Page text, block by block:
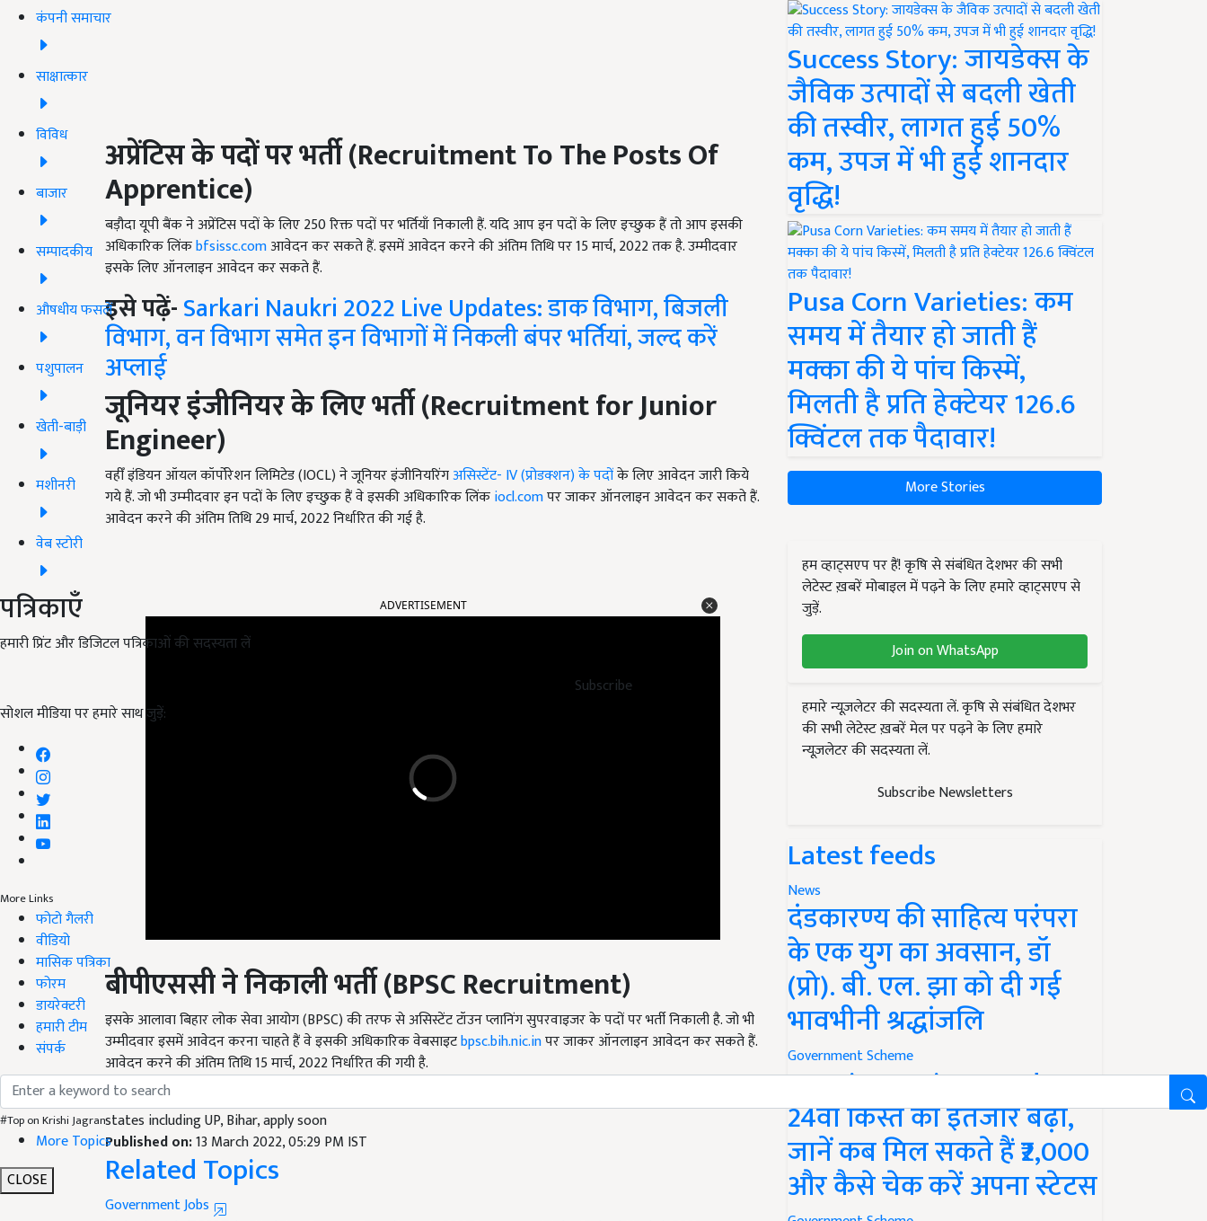
कंपनी समाचार
साक्षात्कार
विविध
बाजार
सम्पादकीय
औषधीय फसलें
पशुपालन
खेती-बाड़ी
मशीनरी
वेब स्टोरी
पत्रिकाएँ
हमारी प्रिंट और डिजिटल पत्रिकाओं की सदस्यता लें
Subscribe
सोशल मीडिया पर हमारे साथ जुड़ें:
More Links
फोटो गैलरी
वीडियो
मासिक पत्रिका
फोरम
डायरेक्टरी
हमारी टीम
संपर्क
#Top on Krishi Jagran
More Topics
CLOSE
अप्रेंटिस के पदों पर भर्ती (Recruitment To The Posts Of
Apprentice)
बड़ौदा यूपी बैंक ने अप्रेंटिस पदों के लिए 250 रिक्त पदों पर भर्तियाँ निकाली हैं. यदि आप इन पदों के लिए इच्छुक हैं तो आप इसकी
अधिकारिक लिंकbfsissc.comआवेदन कर सकते हैं. इसमें आवेदन करने की अंतिम तिथि पर 15 मार्च, 2022 तक है. उम्मीदवार
इसके लिए ऑनलाइन आवेदन कर सकते हैं.
इसे पढ़ें-Sarkari Naukri 2022 Live Updates: डाक विभाग, बिजली
विभाग, वन विभाग समेत इन विभागों में निकली बंपर भर्तियां, जल्द करें
अप्लाई
जूनियर इंजीनियर के लिए भर्ती (Recruitment for Junior
Engineer)
वहीँ इंडियन ऑयल कॉर्पोरेशन लिमिटेड (IOCL) ने जूनियर इंजीनियरिंगअसिस्टेंट- IV (प्रोडक्शन) के पदोंके लिए आवेदन जारी किये
गये हैं. जो भी उम्‍मीदवार इन पदों के लिए इच्छुक हैं वे इसकी अधिकारिक लिंकiocl.comपर जाकर ऑनलाइन आवेदन कर सकते हैं.
आवेदन करने की अंतिम तिथि 29 मार्च, 2022 निर्धारित की गई है.
बीपीएससी ने निकाली भर्ती (BPSCRecruitment)
इसके आलावा बिहार लोक सेवा आयोग (BPSC) की तरफ से असिस्टेंट टॉउन प्लानिंग सुपरवाइजर के पदों पर भर्ती निकाली है. जो भी
उम्मीदवार इसमें आवेदन करना चाहते हैं वे इसकी अधिकारिक वेबसाइटbpsc.bih.nic.inपर जाकर ऑनलाइन आवेदन कर सकते हैं.
आवेदन करने की अंतिम तिथि 15 मार्च, 2022 निर्धारित की गयी है.
English Summary:Sarkari Naukri 2022 Live Updates: Bumper recruitment of government jobs in many
states including UP, Bihar, apply soon
Published on:13 March 2022, 05:29 PM IST
Related Topics
Government Jobs
Sarkari Naukri 2022 Live Updates
Success Story: जायडेक्स के
जैविक उत्पादों से बदली खेती
की तस्वीर, लागत हुई 50%
कम, उपज में भी हुई शानदार
वृद्धि!
Pusa Corn Varieties: कम
समय में तैयार हो जाती हैं
मक्का की ये पांच किस्में,
मिलती है प्रति हेक्टेयर 126.6
क्विंटल तक पैदावार!
More Stories
हम व्हाट्सएप पर हैं! कृषि से संबंधित देशभर की सभी
लेटेस्ट ख़बरें मोबाइल में पढ़ने के लिए हमारे व्हाट्सएप से
जुड़ें.
Join on WhatsApp
हमारे न्यूज़लेटर की सदस्यता लें. कृषि से संबंधित देशभर
की सभी लेटेस्ट ख़बरें मेल पर पढ़ने के लिए हमारे
न्यूज़लेटर की सदस्यता लें.
Subscribe Newsletters
Latest feeds
News
दंडकारण्य की साहित्य परंपरा
के एक युग का अवसान, डॉ
(प्रो). बी. एल. झा को दी गई
भावभीनी श्रद्धांजलि
Government Scheme
PM Kisan Yojana Update:
24वीं किस्त का इंतजार बढ़ा,
जानें कब मिल सकते हैं ₹2,000
और कैसे चेक करें अपना स्टेटस